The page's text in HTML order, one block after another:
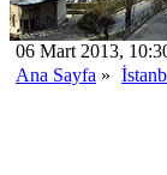
06 Mart 2013,
Ana Sayfa »